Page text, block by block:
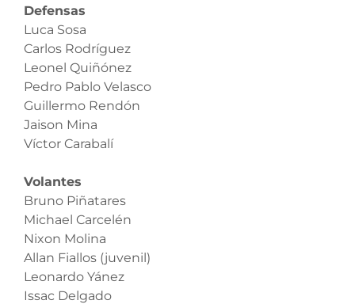
Defensas
Luca Sosa
Carlos Rodríguez
Leonel Quiñónez
Pedro Pablo Velasco
Guillermo Rendón
Jaison Mina
Víctor Carabalí
Volantes
Bruno Piñatares
Michael Carcelén
Nixon Molina
Allan Fiallos (juvenil)
Leonardo Yánez
Issac Delgado